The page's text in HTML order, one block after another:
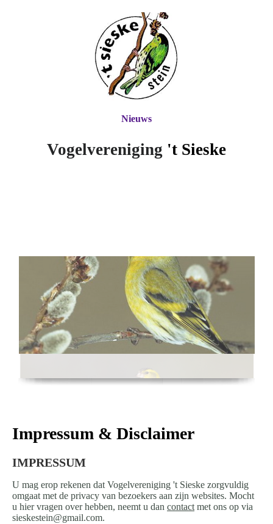
Vogelvereniging 't Sieske
Nieuws
Impressum & Disclaimer
IMPRESSUM
U mag erop rekenen dat Vogelvereniging 't Sieske zorgvuldig
omgaat met de privacy van bezoekers aan zijn websites. Mocht
u hier vragen over hebben, neemt u dan contact met ons op via
sieskestein@gmail.com.